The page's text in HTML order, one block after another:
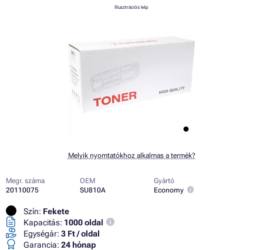
Illusztrációs kép
Melyik nyomtatókhoz alkalmas a termék?
Megr. száma
20110075
OEM
SU810A
Gyártó
Economy
Szín: Fekete
Kapacitás: 1000 oldal
Egységár: 3 Ft / oldal
Garancia: 24 hónap